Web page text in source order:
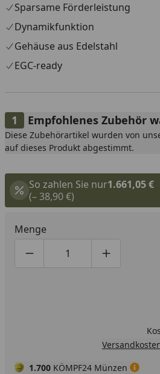
Sparsame Förderleistung
Dynamikfunktion
Gehäuse aus Edelstahl
EGC-ready
Empfohlenes Zubehör
Diese Zubehörartikel wurden von
auf dieses Produkt abgestimmt.
So zahlen Sie nur1.661,05 €
(– 38,90 €)
Menge
Produktmenge um eins
Produktmenge
1.700 KÖMPF24 Münzen